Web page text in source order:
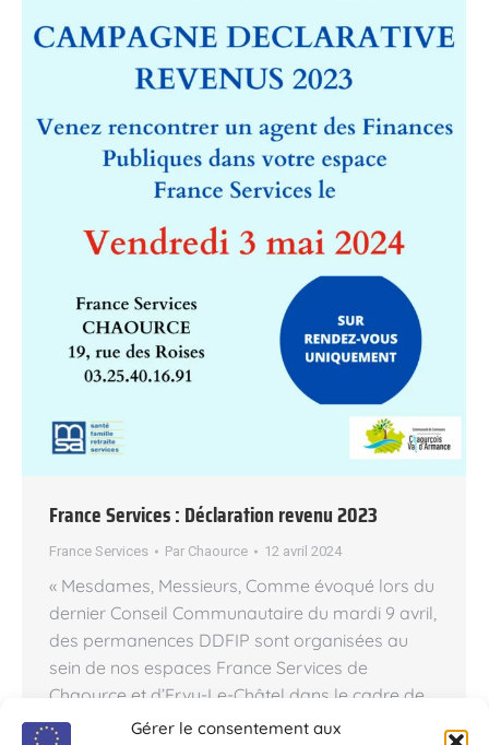
Gérer le consentement aux
France Services : Déclaration revenu 2023
France Services Par Chaource 12 avril 2024
« Mesdames, Messieurs, Comme évoqué lors du
dernier Conseil Communautaire du mardi 9 avril,
des permanences DDFIP sont organisées au
sein de nos espaces France Services de
Chaource et d’Ervy-Le-Châtel dans le cadre de
la campagne déclarative des revenus 2023.